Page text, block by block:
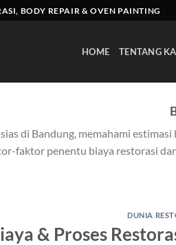
BODY REPAIR & OVEN PAINTING
HOME TENTANG
di Bandung, memahami
faktor penentu biaya restorasi
DUNIA
& Proses